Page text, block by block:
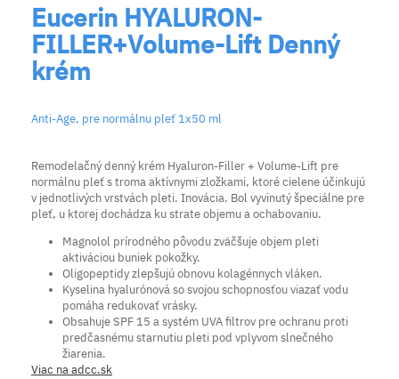
Eucerin HYALURON-
FILLER+Volume-Lift Denný
krém
Anti-Age, pre normálnu pleť 1x50 ml
Remodelačný denný krém Hyaluron-Filler + Volume-Lift pre
normálnu pleť s troma aktívnymi zložkami, ktoré cielene účinkujú
v jednotlivých vrstvách pleti. Inovácia. Bol vyvinutý špeciálne pre
pleť, u ktorej dochádza ku strate objemu a ochabovaniu.
Magnolol prírodného pôvodu zväčšuje objem pleti
aktiváciou buniek pokožky.
Oligopeptidy zlepšujú obnovu kolagénnych vláken.
Kyselina hyalurónová so svojou schopnosťou viazať vodu
pomáha redukovať vrásky.
Obsahuje SPF 15 a systém UVA filtrov pre ochranu proti
predčasnému starnutiu pleti pod vplyvom slnečného
žiarenia.
Viac na adcc.sk